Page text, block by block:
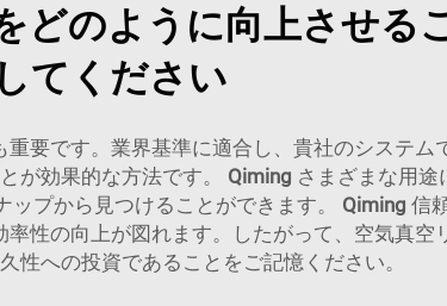
どのように向上させる
てください
要です。業界基準に適合し、貴社のシステム
が効果的な方法です。 Qiming さまざまな用途
プから見つけることができます。 Qiming 信
性の向上が図れます。したがって、空気真空
性への投資であることをご記憶ください。